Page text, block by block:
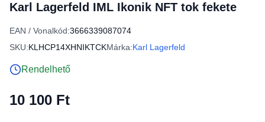
Karl Lagerfeld IML Ikonik NFT tok fekete
EAN / Vonalkód:3666339087074
SKU:KLHCP14XHNIKTCKMárka:Karl Lagerfeld
Rendelhető
10 100 Ft